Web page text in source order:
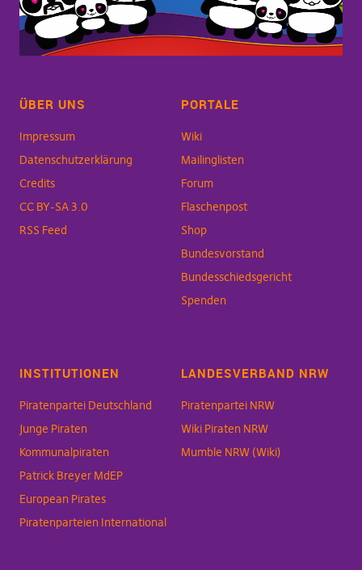
ÜBER UNS
Impressum
Datenschutzerklärung
Credits
CC BY-SA 3.0
RSS Feed
PORTALE
Wiki
Mailinglisten
Forum
Flaschenpost
Shop
Bundesvorstand
Bundesschiedsgericht
Spenden
INSTITUTIONEN
Piratenpartei Deutschland
Junge Piraten
Kommunalpiraten
Patrick Breyer MdEP
European Pirates
Piratenparteien International
LANDESVERBAND NRW
Piratenpartei NRW
Wiki Piraten NRW
Mumble NRW (Wiki)